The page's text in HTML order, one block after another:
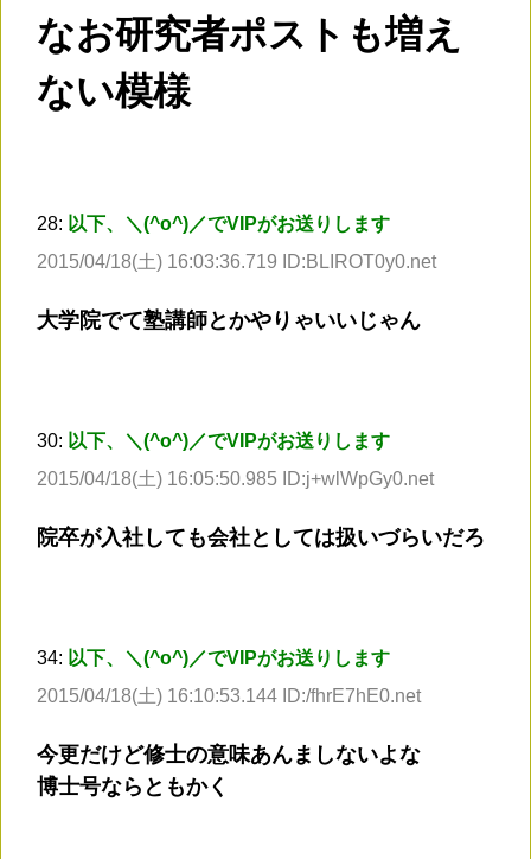
なお研究者ポストも増え
ない模様
28: 以下、＼(^o^)／でVIPがお送りします
2015/04/18(土) 16:03:36.719 ID:BLIROT0y0.net
大学院でて塾講師とかやりゃいいじゃん
30: 以下、＼(^o^)／でVIPがお送りします
2015/04/18(土) 16:05:50.985 ID:j+wlWpGy0.net
院卒が入社しても会社としては扱いづらいだろ
34: 以下、＼(^o^)／でVIPがお送りします
2015/04/18(土) 16:10:53.144 ID:/fhrE7hE0.net
今更だけど修士の意味あんましないよな
博士号ならともかく